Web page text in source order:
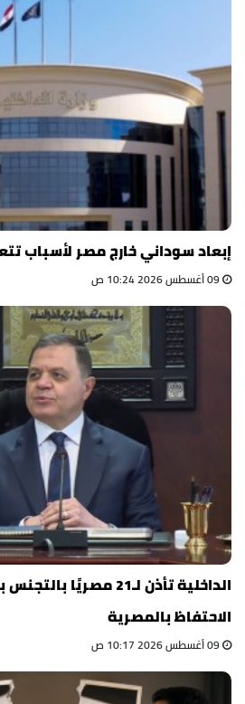
إبعاد سوداني خارج مصر لأسباب
الداخلية تأذن لـ21
الاحتفاظ بالمصرية